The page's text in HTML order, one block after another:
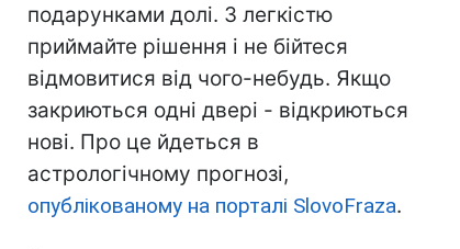
подарунками долі. З легкістю
приймайте рішення і не бійтеся
відмовитися від чого-небудь. Якщо
закриються одні двері - відкриються
нові. Про це йдеться в
астрологічному прогнозі,
опублікованому на порталі SlovoFraza.